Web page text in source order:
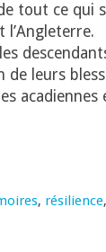
tout ce qui
l’Angleterre.
de leurs
acadiennes
, résilience